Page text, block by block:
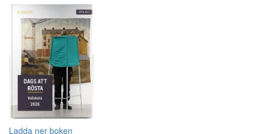
Ladda ner boken